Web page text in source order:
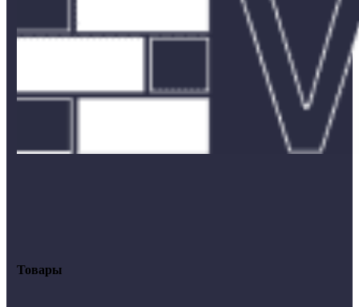
Товары